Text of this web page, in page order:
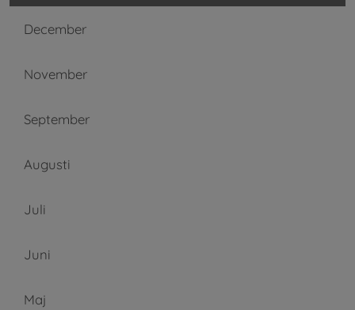
December
November
September
Augusti
Juli
Juni
Maj